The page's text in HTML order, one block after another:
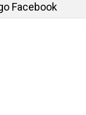
Facebook